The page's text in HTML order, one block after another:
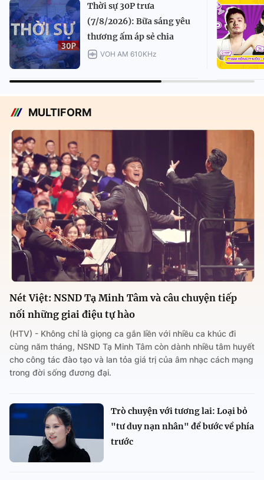
Thời sự 30P trưa
(7/8/2026): Bữa sáng yêu
thương ấm áp sẻ chia
VOH AM 610KHz
MULTIFORM
Nét Việt: NSND Tạ Minh Tâm và câu chuyện tiếp
nối những giai điệu tự hào
(HTV) - Không chỉ là giọng ca gắn liền với nhiều ca khúc đi
cùng năm tháng, NSND Tạ Minh Tâm còn dành nhiều tâm huyết
cho công tác đào tạo và lan tỏa giá trị của âm nhạc cách mạng
trong đời sống đương đại.
Trò chuyện với tương lai: Loại bỏ
"tư duy nạn nhân" để bước về phía
trước